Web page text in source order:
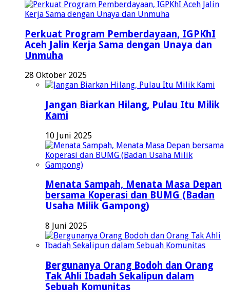
Perkuat Program Pemberdayaan, IGPKhI
Aceh Jalin Kerja Sama dengan Unaya dan
Unmuha
28 Oktober 2025
Jangan Biarkan Hilang, Pulau Itu Milik
Kami
10 Juni 2025
Menata Sampah, Menata Masa Depan
bersama Koperasi dan BUMG (Badan
Usaha Milik Gampong)
8 Juni 2025
Bergunanya Orang Bodoh dan Orang
Tak Ahli Ibadah Sekalipun dalam
Sebuah Komunitas